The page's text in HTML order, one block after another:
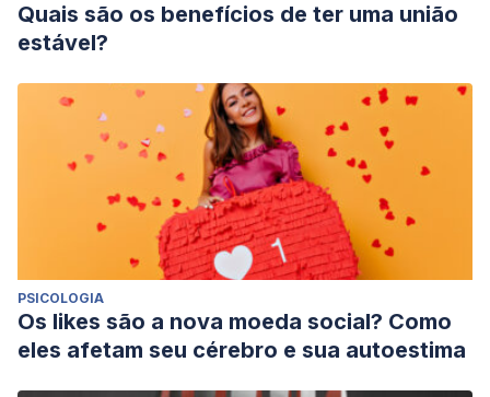
Quais são os benefícios de ter uma união
estável?
PSICOLOGIA
Os likes são a nova moeda social? Como
eles afetam seu cérebro e sua autoestima